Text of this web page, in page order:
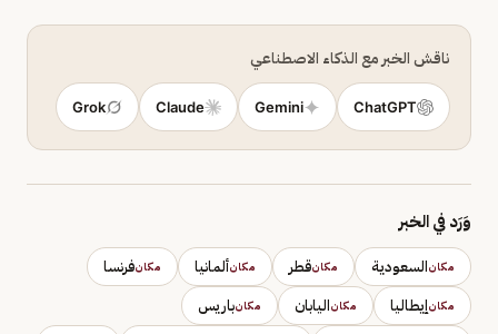
ناقش الخبر مع الذكاء الاصطناعي
ChatGPT
Gemini
Claude
Grok
وَرَد في الخبر
مكانالسعودية مكانقطر مكانألمانيا مكانفرنسا
مكانإيطاليا مكاناليابان مكانباريس